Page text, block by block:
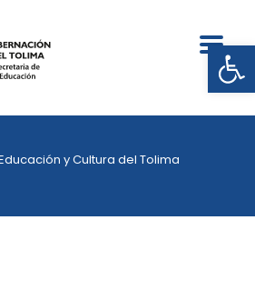
y Cultura del Tolima